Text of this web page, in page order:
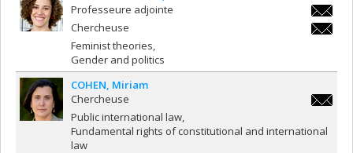
Professeure adjointe
Chercheuse
Feminist theories
Gender and politics
COHEN Miriam
Chercheuse
Public international law
Fundamental rights of constitutional and international
law